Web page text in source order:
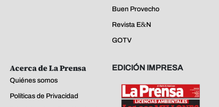
Buen Provecho
Revista E&N
GOTV
Acerca de La Prensa
Quiénes somos
Políticas de Privacidad
EDICIÓN IMPRESA